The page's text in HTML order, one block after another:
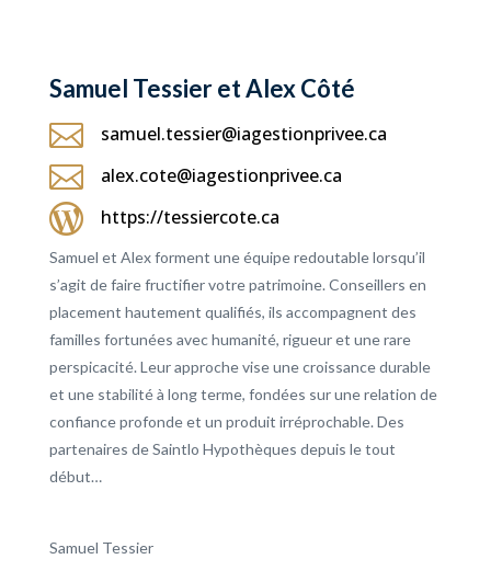
Samuel Tessier et Alex Côté
 samuel.tessier@iagestionprivee.ca
 alex.cote@iagestionprivee.ca
 https://tessiercote.ca
Samuel et Alex forment une équipe redoutable lorsqu’il
s’agit de faire fructifier votre patrimoine. Conseillers en
placement hautement qualifiés, ils accompagnent des
familles fortunées avec humanité, rigueur et une rare
perspicacité. Leur approche vise une croissance durable
et une stabilité à long terme, fondées sur une relation de
confiance profonde et un produit irréprochable. Des
partenaires de Saintlo Hypothèques depuis le tout
début…
Samuel Tessier